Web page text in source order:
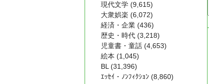
現代文学 (9,615)
大衆娯楽 (6,072)
経済・企業 (436)
歴史・時代 (3,218)
児童書・童話 (4,653)
絵本 (1,045)
BL (31,396)
ｴｯｾｲ・ﾉﾝﾌｨｸｼｮﾝ (8,860)